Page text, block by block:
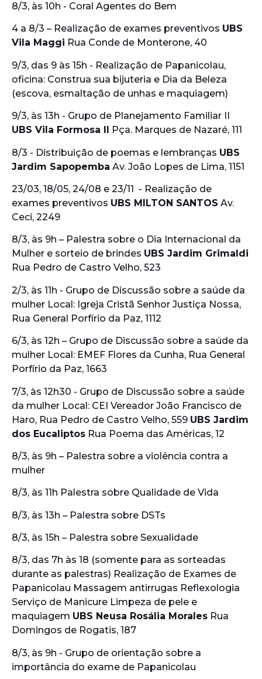
8/3, às 10h - Coral Agentes do Bem
4 a 8/3 – Realização de exames preventivos UBS
Vila Maggi Rua Conde de Monterone, 40
9/3, das 9 às 15h - Realização de Papanicolau,
oficina: Construa sua bijuteria e Dia da Beleza
(escova, esmaltação de unhas e maquiagem)
9/3, às 13h - Grupo de Planejamento Familiar II
UBS Vila Formosa II
Pça. Marques de Nazaré, 111
8/3 - Distribuição de poemas e lembranças UBS
Jardim Sapopemba Av. João Lopes de Lima, 1151
23/03, 18/05, 24/08 e 23/11 - Realização de
exames preventivos UBS MILTON SANTOS Av.
Ceci, 2249
8/3, às 9h – Palestra sobre o Dia Internacional da
Mulher e sorteio de brindes UBS Jardim Grimaldi
Rua Pedro de Castro Velho, 523
2/3, às 11h - Grupo de Discussão sobre a saúde da
mulher Local: Igreja Cristã Senhor Justiça Nossa,
Rua General Porfírio da Paz, 1112
6/3, às 12h – Grupo de Discussão sobre a saúde da
mulher Local: EMEF Flores da Cunha, Rua General
Porfírio da Paz, 1663
7/3, às 12h30 - Grupo de Discussão sobre a saúde
da mulher Local: CEI Vereador João Francisco de
Haro, Rua Pedro de Castro Velho, 559 UBS Jardim
dos Eucaliptos Rua Poema das Américas, 12
8/3, às 9h – Palestra sobre a violência contra a
mulher
8/3, às 11h Palestra sobre Qualidade de Vida
8/3, às 13h – Palestra sobre DSTs
8/3, às 15h – Palestra sobre Sexualidade
8/3, das 7h às 18 (somente para as sorteadas
durante as palestras) Realização de Exames de
Papanicolau Massagem antirrugas Reflexologia
Serviço de Manicure Limpeza de pele e
maquiagem UBS Neusa Rosália Morales Rua
Domingos de Rogatis, 187
8/3, às 9h - Grupo de orientação sobre a
importância do exame de Papanicolau